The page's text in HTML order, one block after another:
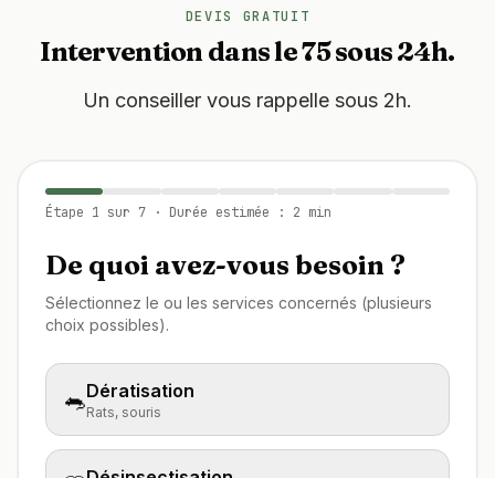
DEVIS GRATUIT
Intervention dans le 75 sous 24h.
Un conseiller vous rappelle sous 2h.
Étape 1 sur 7 · Durée estimée : 2 min
De quoi avez-vous besoin ?
Sélectionnez le ou les services concernés (plusieurs
choix possibles).
🐀Dératisation
Rats, souris